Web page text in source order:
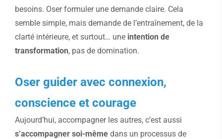
besoins. Oser formuler une demande claire. Cela
semble simple, mais demande de l’entraînement, de la
clarté intérieure, et surtout… une intention de
transformation, pas de domination.
Oser guider avec connexion,
conscience et courage
Aujourd’hui, accompagner les autres, c’est aussi
s’accompagner soi-même dans un processus de